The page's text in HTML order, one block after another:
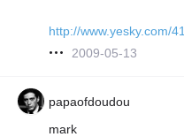
http://www.yesky.com/
2009-05-13
papaofdoudou
mark